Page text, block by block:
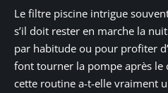
Le filtre piscine intrigue
s’il doit rester en marche la
par habitude ou pour profiter
font tourner la pompe après le
cette routine a-t-elle vraiment